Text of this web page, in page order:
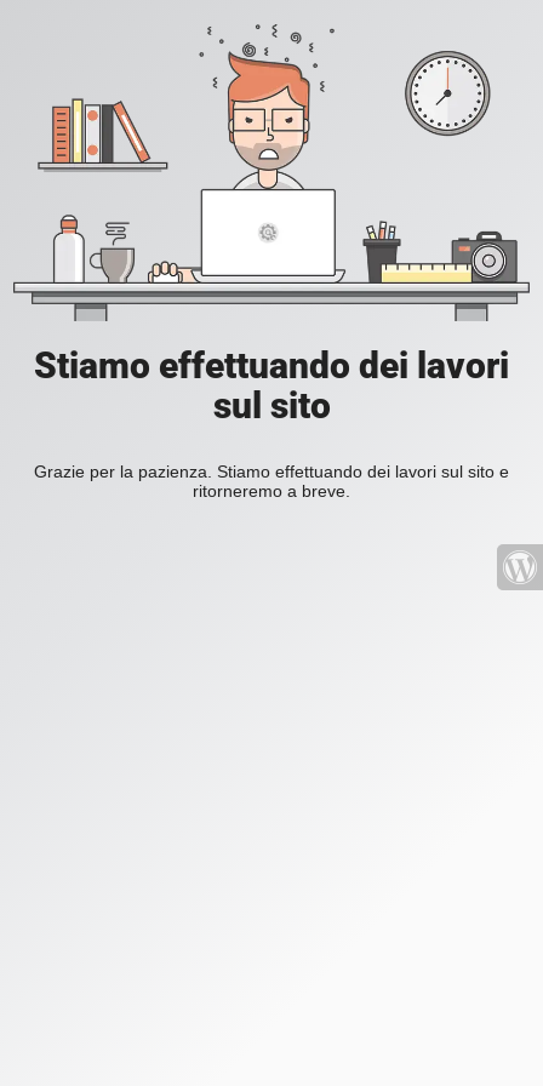
Stiamo effettuando dei lavori
sul sito
Grazie per la pazienza. Stiamo effettuando dei lavori sul sito e
ritorneremo a breve.